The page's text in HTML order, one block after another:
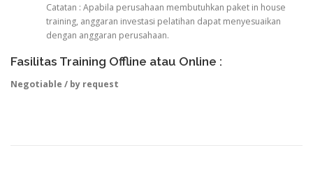
Catatan : Apabila perusahaan membutuhkan paket in house
training, anggaran investasi pelatihan dapat menyesuaikan
dengan anggaran perusahaan.
Fasilitas Training Offline atau Online :
Negotiable / by request